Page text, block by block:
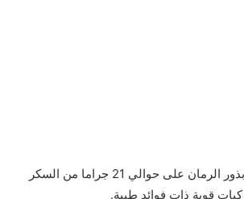
بذور الرمان حلوة جدًا إذا كانت ناضجة وطازجة. ويحتوي كل كوب من بذور الرمان على حوالي 21 جراما من السكر